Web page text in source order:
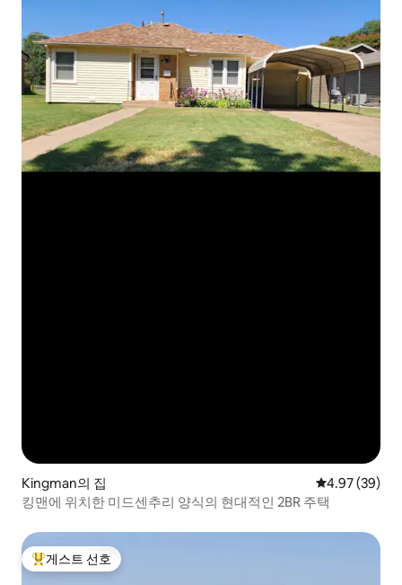
Kingman의 집 평점 4.97점(5
4.97 (39)
킹맨에 위치한 미드센추리 양식의 현대적인 2BR 주택
상위 게스트 선호
게스트 선호